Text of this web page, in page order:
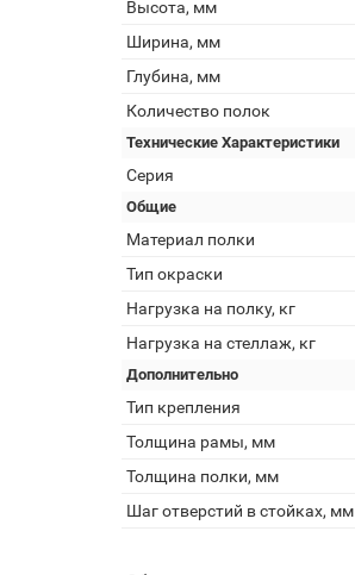
Высота, мм
Ширина, мм
Глубина, мм
Количество полок
Технические Характеристики
Серия
Общие
Материал полки
Тип окраски
Нагрузка на полку, кг
Нагрузка на стеллаж, кг
Дополнительно
Тип крепления
Толщина рамы, мм
Толщина полки, мм
Шаг отверстий в стойках, мм